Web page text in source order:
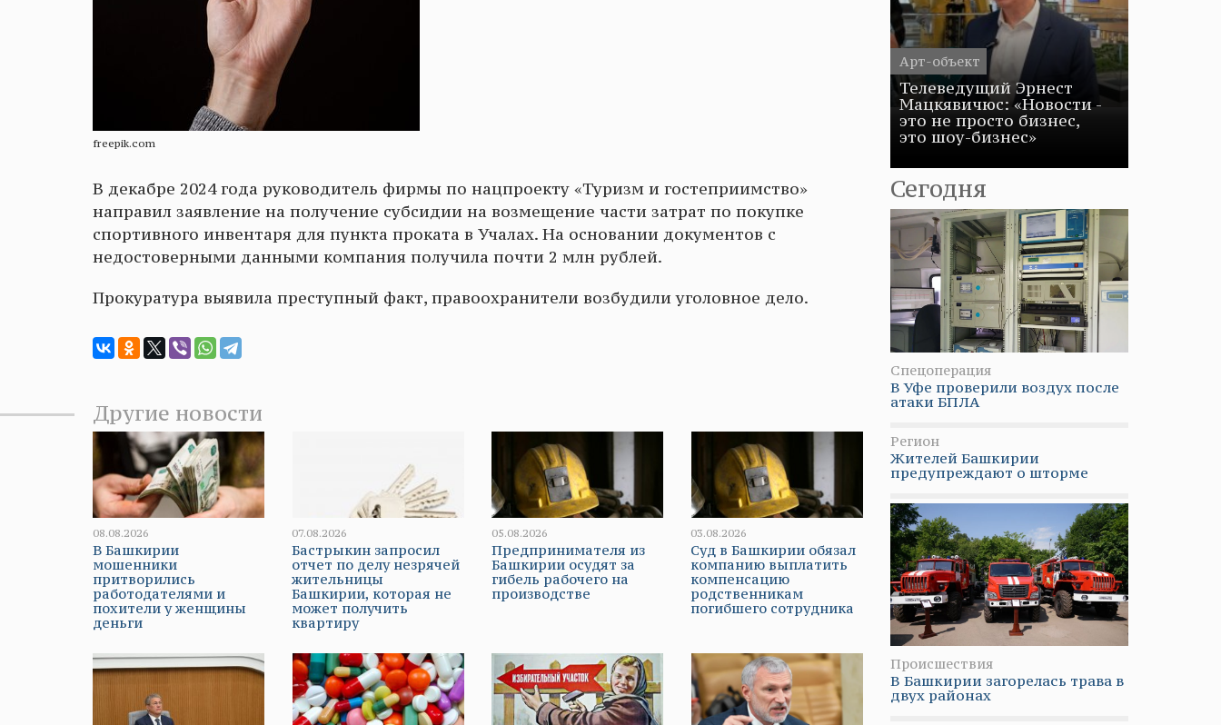
freepik.com
В декабре 2024 года руководитель фирмы по нацпроекту «Туризм и гостеприимство»
направил заявление на получение субсидии на возмещение части затрат по покупке
спортивного инвентаря для пункта проката в Учалах. На основании документов с
недостоверными данными компания получила почти 2 млн рублей.
Прокуратура выявила преступный факт, правоохранители возбудили уголовное дело.
Другие новости
08.08.2026
В Башкирии
мошенники
притворились
работодателями и
похители у женщины
деньги
07.08.2026
Бастрыкин запросил
отчет по делу незрячей
жительницы
Башкирии, которая не
может получить
квартиру
05.08.2026
Предпринимателя из
Башкирии осудят за
гибель рабочего на
производстве
03.08.2026
Суд в Башкирии обязал
компанию выплатить
компенсацию
родственникам
погибшего сотрудника
Арт-объект
Телеведущий Эрнест
Мацкявичюс: «Новости -
это не просто бизнес,
это шоу-бизнес»
Сегодня
Спецоперация
В Уфе проверили воздух после
атаки БПЛА
Регион
Жителей Башкирии
предупреждают о шторме
Происшествия
В Башкирии загорелась трава в
двух районах